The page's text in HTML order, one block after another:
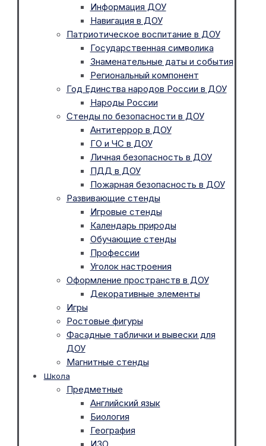
Информация ДОУ
Навигация в ДОУ
Патриотическое воспитание в ДОУ
Государственная символика
Знаменательные даты и события
Региональный компонент
Год Единства народов России в ДОУ
Народы России
Стенды по безопасности в ДОУ
Антитеррор в ДОУ
ГО и ЧС в ДОУ
Личная безопасность в ДОУ
ПДД в ДОУ
Пожарная безопасность в ДОУ
Развивающие стенды
Игровые стенды
Календарь природы
Обучающие стенды
Профессии
Уголок настроения
Оформление пространств в ДОУ
Декоративные элементы
Игры
Ростовые фигуры
Фасадные таблички и вывески для
ДОУ
Магнитные стенды
Школа
Предметные
Английский язык
Биология
География